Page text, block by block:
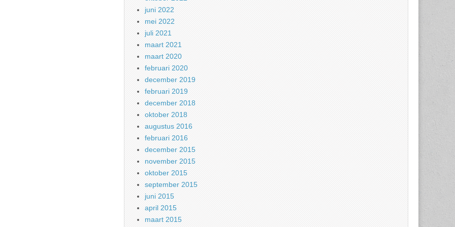
juni 2022
mei 2022
juli 2021
maart 2021
maart 2020
februari 2020
december 2019
februari 2019
december 2018
oktober 2018
augustus 2016
februari 2016
december 2015
november 2015
oktober 2015
september 2015
juni 2015
april 2015
maart 2015